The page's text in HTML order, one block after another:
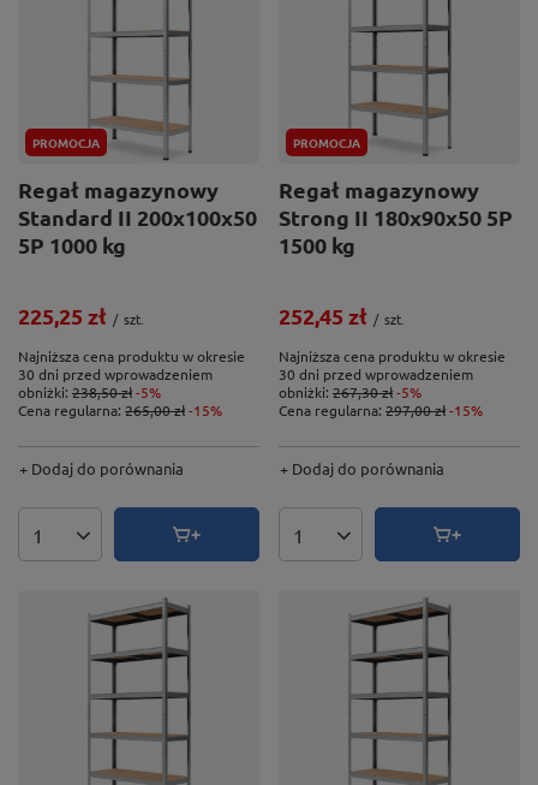
PROMOCJA
Regał magazynowy
Standard II 200x100x50
5P 1000 kg
225,25 zł / szt.
Najniższa cena produktu w okresie
30 dni przed wprowadzeniem
obniżki: 238,50 zł-5%
Cena regularna: 265,00 zł-15%
+ Dodaj do porównania
Ilość produktów
PROMOCJA
Regał magazynowy
Strong II 180x90x50 5P
1500 kg
252,45 zł / szt.
Najniższa cena produktu w okresie
30 dni przed wprowadzeniem
obniżki: 267,30 zł-5%
Cena regularna: 297,00 zł-15%
+ Dodaj do porównania
Ilość produktów